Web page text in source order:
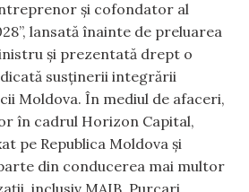
și cofondator al
lansată înainte de preluarea
și prezentată drept o
susținerii integrării
Moldova. În mediul de afaceri,
în cadrul Horizon Capital,
pe Republica Moldova și
din conducerea mai multor
inclusiv MAIB, Purcari,